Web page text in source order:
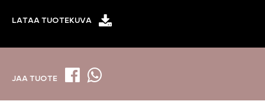
LATAA TUOTEKUVA
JAA TUOTE